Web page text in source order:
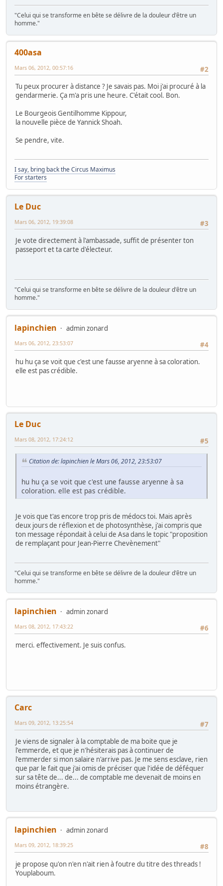
"Celui qui se transforme en bête se délivre de la douleur d'être un
homme."
400asa
#2
Mars 06, 2012, 00:57:16
Tu peux procurer à distance ? Je savais pas. Moi j'ai procuré à la
gendarmerie. Ça m'a pris une heure. C'était cool. Bon.
Le Bourgeois Gentilhomme Kippour,
la nouvelle pièce de Yannick Shoah.
Se pendre, vite.
I say, bring back the Circus Maximus
For starters
Le Duc
#3
Mars 06, 2012, 19:39:08
Je vote directement à l'ambassade, suffit de présenter ton
passeport et ta carte d'électeur.
"Celui qui se transforme en bête se délivre de la douleur d'être un
homme."
lapinchien
admin zonard
#4
Mars 06, 2012, 23:53:07
hu hu ça se voit que c'est une fausse aryenne à sa coloration.
elle est pas crédible.
Le Duc
#5
Mars 08, 2012, 17:24:12
Citation de: lapinchien le Mars 06, 2012, 23:53:07
hu hu ça se voit que c'est une fausse aryenne à sa
coloration. elle est pas crédible.
Je vois que t'as encore trop pris de médocs toi. Mais après
deux jours de réflexion et de photosynthèse, j'ai compris que
ton message répondait à celui de Asa dans le topic "proposition
de remplaçant pour Jean-Pierre Chevènement"
"Celui qui se transforme en bête se délivre de la douleur d'être un
homme."
lapinchien
admin zonard
#6
Mars 08, 2012, 17:43:22
merci. effectivement. Je suis confus.
Carc
#7
Mars 09, 2012, 13:25:54
Je viens de signaler à la comptable de ma boite que je
l'emmerde, et que je n'hésiterais pas à continuer de
l'emmerder si mon salaire n'arrive pas. Je me sens esclave, rien
que par le fait que j'ai omis de préciser que l'idée de déféquer
sur sa tête de... de... de comptable me devenait de moins en
moins étrangère.
lapinchien
admin zonard
#8
Mars 09, 2012, 18:39:25
je propose qu'on n'en n'ait rien à foutre du titre des threads !
Youplaboum.